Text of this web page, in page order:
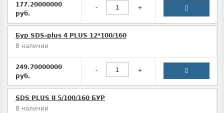
177.20000000
руб.
- +
Бур SDS-plus 4 PLUS 12*100/160
В наличии
249.70000000
руб.
- +
SDS PLUS II 5/100/160 БУР
В наличии